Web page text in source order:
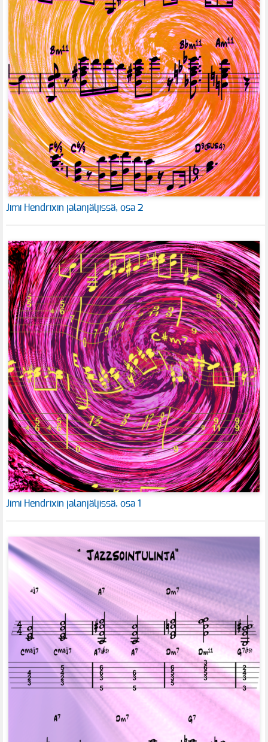
Jimi Hendrixin jalanjäljissä, osa 2
Jimi Hendrixin jalanjäljissä, osa 1